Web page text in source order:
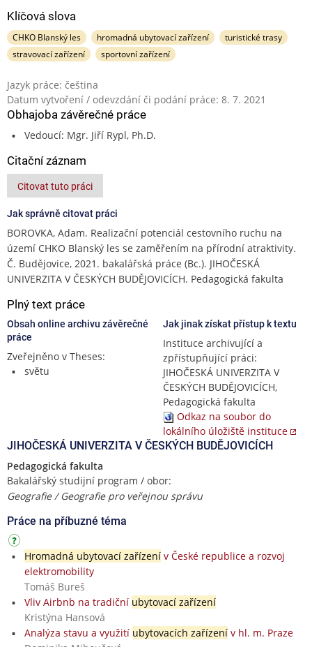
Klíčová slova
CHKO Blanský les hromadná ubytovací zařízení
turistické trasy
stravovací zařízení
sportovní zařízení
Jazyk práce: čeština
Datum vytvoření / odevzdání či podání práce: 8. 7. 2021
Obhajoba závěrečné práce
Vedoucí: Mgr. Jiří Rypl, Ph.D.
Citační záznam
Citovat tuto práci
Jak správně citovat práci
BOROVKA, Adam. Realizační potenciál cestovního ruchu na
území CHKO Blanský les se zaměřením na přírodní atraktivity.
Č. Budějovice, 2021. bakalářská práce (Bc.). JIHOČESKÁ
UNIVERZITA V ČESKÝCH BUDĚJOVICÍCH. Pedagogická fakulta
Plný text práce
Obsah online archivu závěrečné
práce
Zveřejněno v Theses:
světu
Jak jinak získat přístup k textu
Instituce archivující a
zpřístupňující práci:
JIHOČESKÁ UNIVERZITA V
ČESKÝCH BUDĚJOVICÍCH,
Pedagogická fakulta
Odkaz na soubor do
lokálního úložiště instituce
JIHOČESKÁ UNIVERZITA V ČESKÝCH BUDĚJOVICÍCH
Pedagogická fakulta
Bakalářský studijní program / obor:
Geografie / Geografie pro veřejnou správu
Práce na příbuzné téma
Hromadná ubytovací zařízenív České republice a rozvoj
elektromobility
Tomáš Bureš
Vliv Airbnb na tradiční ubytovací zařízení
Kristýna Hansová
Analýza stavu a využití ubytovacích zařízenív hl. m. Praze